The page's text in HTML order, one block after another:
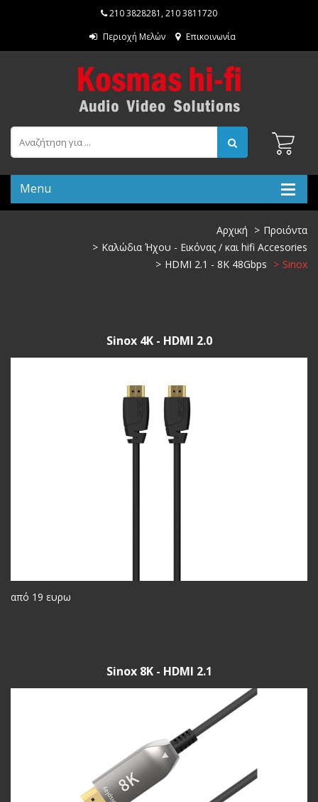
210 3828281 ,210 3811720
Περιοχή Μελών
Επικοινωνία
Menu
Αρχική
Προιόντα
Καλώδια Ήχου - Εικόνας / και hifi Accesories
HDMI 2.1 - 8K 48Gbps
Sinox
Sinox 4K - HDMI 2.0
από 19 ευρω
Sinox 8K - HDMI 2.1